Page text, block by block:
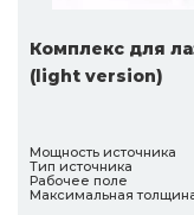
Комплекс для
(light version)
Мощность источника
Тип источника
Рабочее поле
Максимальная